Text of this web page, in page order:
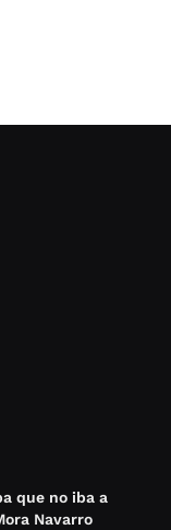
que no iba a
Navarro